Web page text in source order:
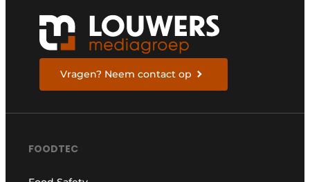
Vragen? Neem contact op
FOODTEC